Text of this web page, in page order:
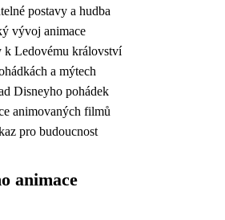
postavy a hudba
vývoj animace
k Ledovému království
a mýtech
Disneyho pohádek
animovaných filmů
pro budoucnost
animace